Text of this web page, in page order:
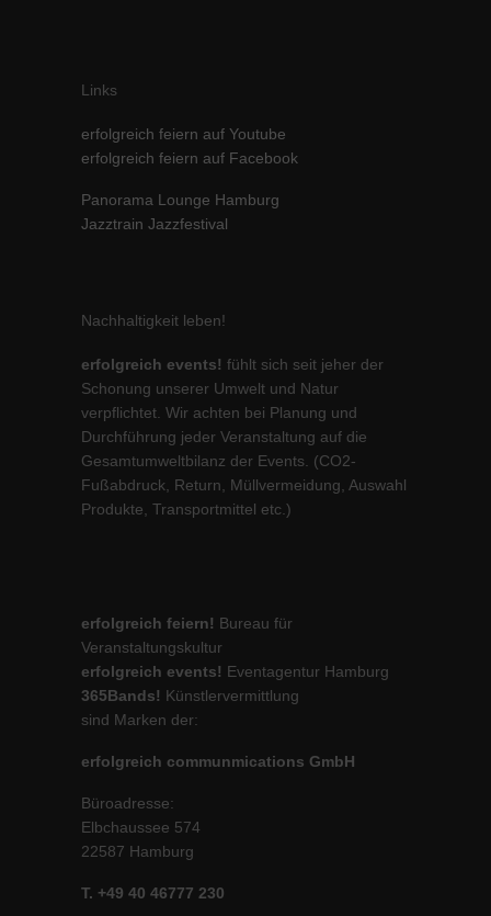
Links
erfolgreich feiern auf Youtube
erfolgreich feiern auf Facebook
Panorama Lounge Hamburg
Jazztrain Jazzfestival
Nachhaltigkeit leben!
erfolgreich events! fühlt sich seit jeher der
Schonung unserer Umwelt und Natur
verpflichtet. Wir achten bei Planung und
Durchführung jeder Veranstaltung auf die
Gesamtumweltbilanz der Events. (CO2-
Fußabdruck, Return, Müllvermeidung, Auswahl
Produkte, Transportmittel etc.)
erfolgreich feiern! Bureau für
Veranstaltungskultur
erfolgreich events! Eventagentur Hamburg
365Bands! Künstlervermittlung
sind Marken der:
erfolgreich communmications GmbH
Büroadresse:
Elbchaussee 574
22587 Hamburg
T. +49 40 46777 230